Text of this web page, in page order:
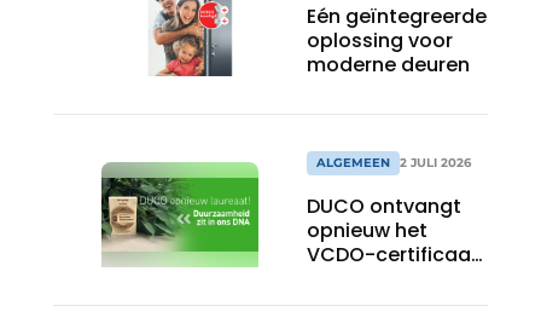
Eén geïntegreerde
oplossing voor
moderne deuren
ALGEMEEN 2 JULI 2026
DUCO ontvangt
opnieuw het
VCDO-certificaat
ondernemen in